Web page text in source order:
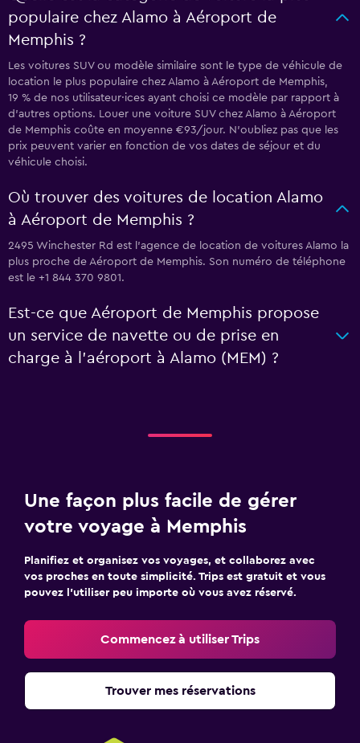
populaire chez Alamo à Aéroport de
Memphis ?
Les voitures SUV ou modèle similaire sont le type de véhicule de
location le plus populaire chez Alamo à Aéroport de Memphis,
19 % de nos utilisateur·ices ayant choisi ce modèle par rapport à
d’autres options. Louer une voiture SUV chez Alamo à Aéroport
de Memphis coûte en moyenne €93/jour. N'oubliez pas que les
prix peuvent varier en fonction de vos dates de séjour et du
véhicule choisi.
Où trouver des voitures de location Alamo
à Aéroport de Memphis ?
2495 Winchester Rd est l'agence de location de voitures Alamo la
plus proche de Aéroport de Memphis. Son numéro de téléphone
est le +1 844 370 9801.
Est-ce que Aéroport de Memphis propose
un service de navette ou de prise en
charge à l’aéroport à Alamo (MEM) ?
Une façon plus facile de gérer
votre voyage à Memphis
Planifiez et organisez vos voyages, et collaborez avec
vos proches en toute simplicité. Trips est gratuit et vous
pouvez l’utiliser peu importe où vous avez réservé.
Commencez à utiliser Trips
Trouver mes réservations